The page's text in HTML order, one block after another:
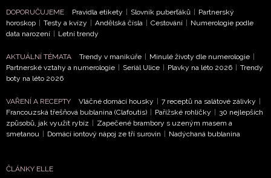
DOPORUČUJEME Pravidla etikety Slovník puberťáků
Partnerský
horoskop
Testy a kvízy Andělská čísla Cestování
Numerologie podle
data narození
Letní trendy
AKTUÁLNÍ TÉMATA Trendy v manikúře Minulé životy dle numerologie
Partnerské vztahy a numerologie
Seriál Ulice Plavky na léto 2026
Trendy
boty na léto 2026
VAŘENÍ A RECEPTY Vláčné domácí housky 7 receptů na salátové zálivky
Francouzská třešňová bublanina (Clafoutis)
Pařížské rohlíčky
30 nejlepších
způsobů, jak využít rybíz
Zapečené brambory s uzeným masem a
smetanou
Domácí iontový nápoj ze tří surovin Nadýchaná bublanina
ČLÁNKY ELLE